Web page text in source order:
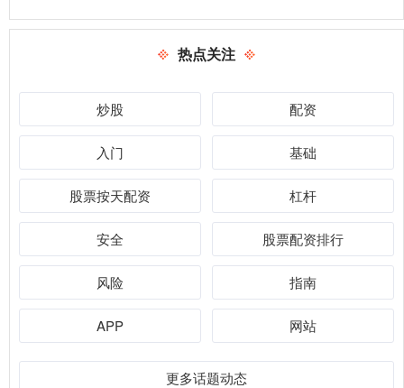
热点关注
炒股 配资
入门 基础
股票按天配资 杠杆
安全 股票配资排行
风险 指南
APP 网站
更多话题动态